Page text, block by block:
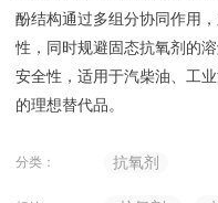
酚结构通过多组分协同作用
性，同时规避固态抗氧剂的
安全性，适用于汽柴油、工
的理想替代品。
分类： 抗氧剂